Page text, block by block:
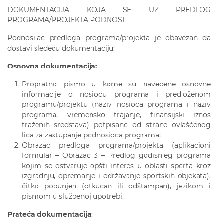
DOKUMENTACIJA KOJA SE UZ PREDLOG
PROGRAMA/PROJEKTA PODNOSI
Podnosilac predloga programa/projekta je obavezan da
dostavi sledeću dokumentaciju:
Osnovna dokumentacija:
Propratno pismo u kome su navedene osnovne
informacije o nosiocu programa i predloženom
programu/projektu (naziv nosioca programa i naziv
programa, vremensko trajanje, finansijski iznos
traženih sredstava) potpisano od strane ovlašćenog
lica za zastupanje podnosioca programa;
Obrazac predloga programa/projekta (aplikacioni
formular – Obrazac 3 – Predlog godišnjeg programa
kojim se ostvaruje opšti interes u oblasti sporta kroz
izgradnju, opremanje i održavanje sportskih objekata),
čitko popunjen (otkucan ili odštampan), jezikom i
pismom u službenoj upotrebi.
Prateća dokumentacija: